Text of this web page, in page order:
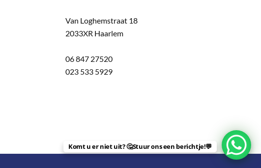
Van Loghemstraat 18
2033XR Haarlem
06 847 27520
023 533 5929
Komt u er niet uit? 🤔Stuur ons een berichtje!💬